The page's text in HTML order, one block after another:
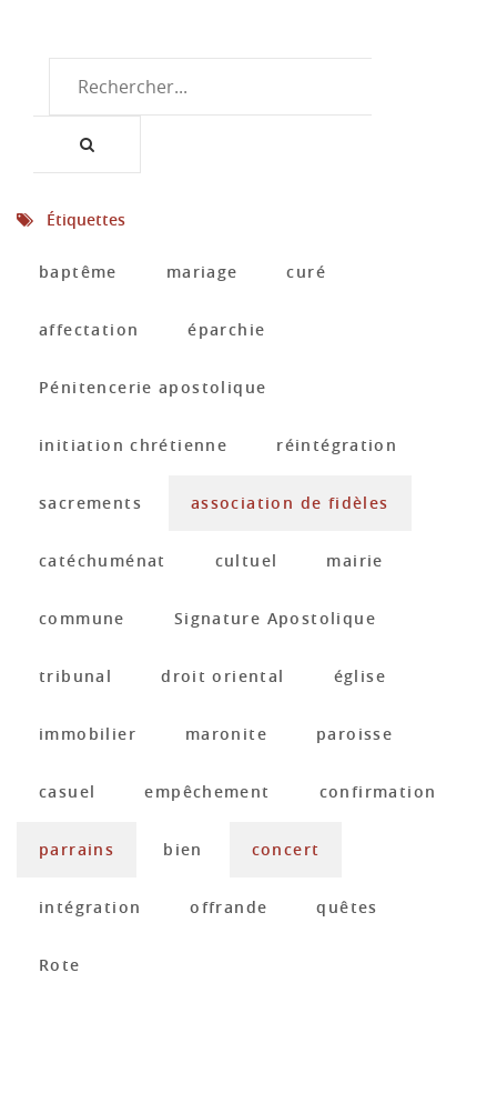
Étiquettes
baptême mariage curé
affectation éparchie
Pénitencerie apostolique
initiation chrétienne réintégration
sacrements association de fidèles
catéchuménat cultuel mairie
commune Signature Apostolique
tribunal droit oriental église
immobilier maronite paroisse
casuel empêchement confirmation
parrains bien concert
intégration offrande quêtes
Rote